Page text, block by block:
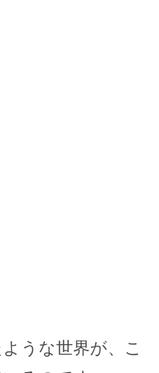
うな世界が、こ